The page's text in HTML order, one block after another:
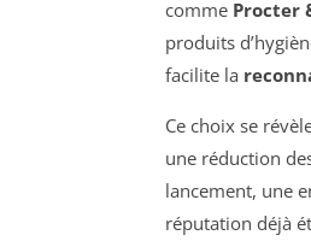
comme Procter
produits
facilite la
Ce choix se
une réduction
lancement, une
réputation déjà